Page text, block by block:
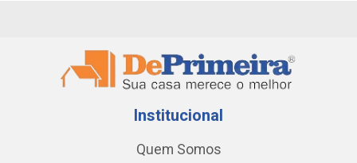
Institucional
Quem Somos